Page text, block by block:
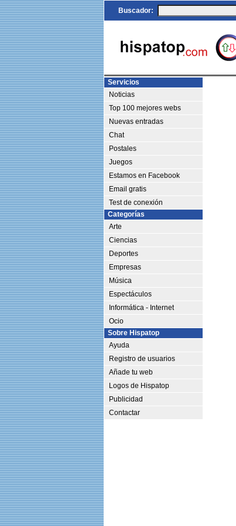
Buscador:
Servicios
Noticias
Top 100 mejores webs
Nuevas entradas
Chat
Postales
Juegos
Estamos en Facebook
Email gratis
Test de conexión
Categorías
Arte
Ciencias
Deportes
Empresas
Música
Espectáculos
Informática - Internet
Ocio
Sobre Hispatop
Ayuda
Registro de usuarios
Añade tu web
Logos de Hispatop
Publicidad
Contactar